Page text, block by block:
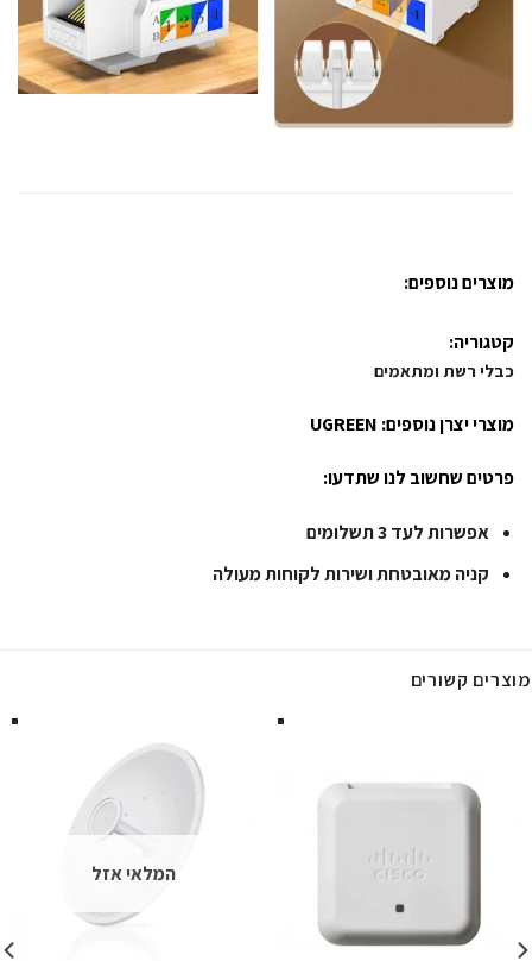
מוצרים נוספים:
קטגוריה:
כבלי רשת ומתאמים
מוצרי יצרן נוספים: UGREEN
פרטים שחשוב לנו שתדעו:
אפשרות לעד 3 תשלומים
קניה מאובטחת ושירות לקוחות מעולה
מוצרים קשורים
המלאי אזל